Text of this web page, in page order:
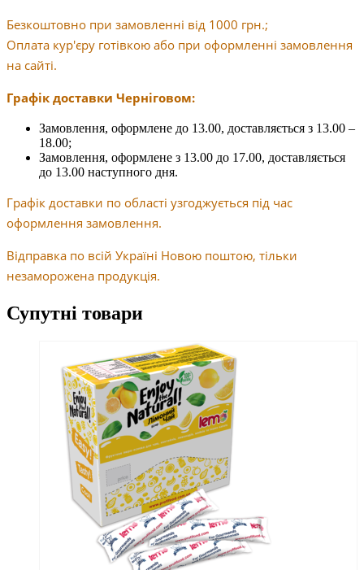
Безкоштовно при замовленні від 1000 грн.;
Оплата кур'єру готівкою або при оформленні замовлення
на сайті.
Графік доставки Черніговом:
Замовлення, оформлене до 13.00, доставляється з 13.00 –
18.00;
Замовлення, оформлене з 13.00 до 17.00, доставляється
до 13.00 наступного дня.
Графік доставки по області узгоджується під час
оформлення замовлення.
Відправка по всій Україні Новою поштою, тільки
незаморожена продукція.
Супутні товари